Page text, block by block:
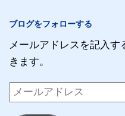
ブログをフォローする
メールアドレスを記入
きます。
メ
ー